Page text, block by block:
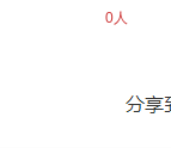
0人